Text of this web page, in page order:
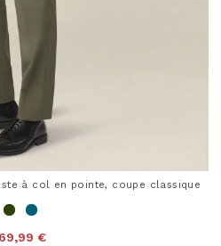
à col en pointe, coupe classique
69,99 €